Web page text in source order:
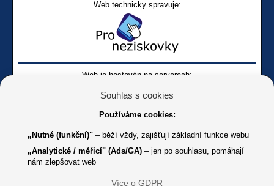
Web technicky spravuje:
Web je hostován na serverech:
Souhlas s cookies
Používáme cookies:
„Nutné (funkční)" – běží vždy, zajišťují základní funkce webu
„Analytické / měřicí" (Ads/GA) – jen po souhlasu, pomáhají
nám zlepšovat web
Více o GDPR